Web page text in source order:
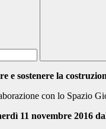
e sostenere la
con lo Spazio
11 novembre 2016